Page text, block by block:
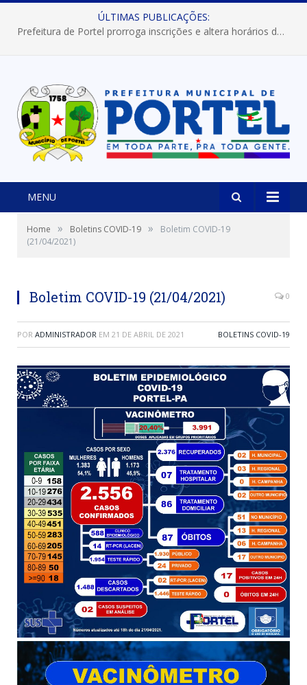
ÚLTIMAS PUBLICAÇÕES:
Prefeitura de Portel prorroga inscrições e altera horários dos concursos “Musa” e “Miss Mix Verão 2026”
MENU
Home » Boletins COVID-19 »
Boletim COVID-19
(21/04/2021)
Boletim COVID-19 (21/04/2021) 0
POR ADMINISTRADOR EM 21 DE ABRIL DE 2021 BOLETINS COVID-19